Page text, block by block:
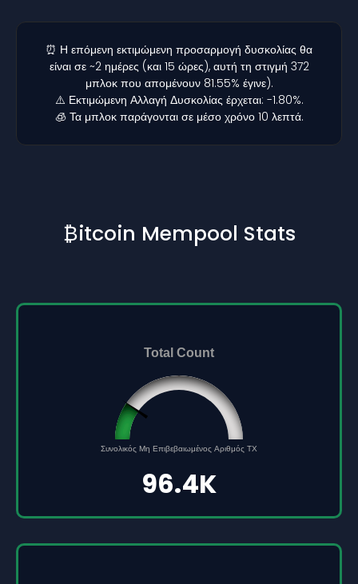
⏰ Η επόμενη εκτιμώμενη προσαρμογή δυσκολίας θα
είναι σε ~2 ημέρες (και 15 ώρες), αυτή τη στιγμή 372
μπλοκ που απομένουν 81.55% έγινε).
⚠️ Εκτιμώμενη Αλλαγή Δυσκολίας έρχεται: -1.80%.
🧊 Τα μπλοκ παράγονται σε μέσο χρόνο 10 λεπτά.
₿itcoin Mempool Stats
Total Count
Συνολικός Μη Επιβεβαιωμένος Αριθμός TX
0 500000
96.4K